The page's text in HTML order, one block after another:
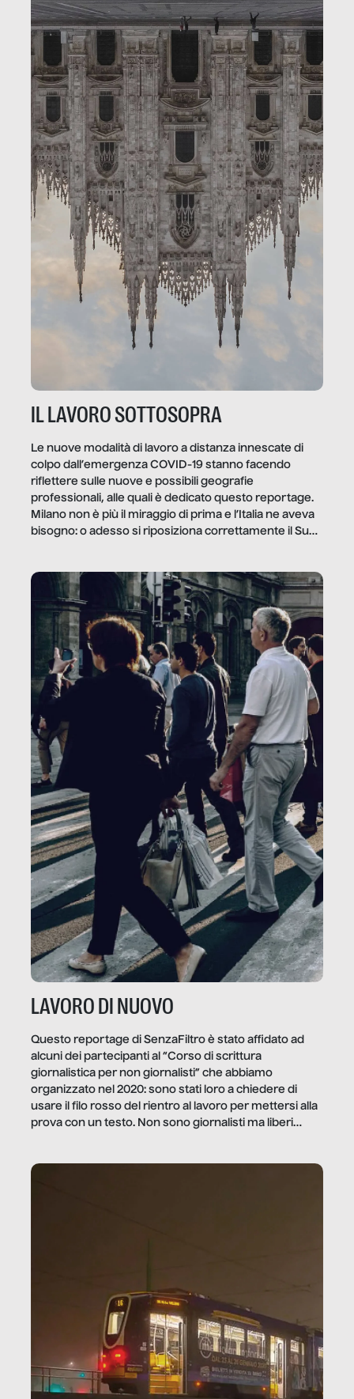
IL LAVORO SOTTOSOPRA
Le nuove modalità di lavoro a distanza innescate di
colpo dall’emergenza COVID-19 stanno facendo
riflettere sulle nuove e possibili geografie
professionali, alle quali è dedicato questo reportage.
Milano non è più il miraggio di prima e l’Italia ne aveva
bisogno: o adesso si riposiziona correttamente il Sud
LAVORO DI NUOVO
Questo reportage di SenzaFiltro è stato affidato ad
alcuni dei partecipanti al “Corso di scrittura
giornalistica per non giornalisti” che abbiamo
organizzato nel 2020: sono stati loro a chiedere di
usare il filo rosso del rientro al lavoro per mettersi alla
prova con un testo. Non sono giornalisti ma liberi